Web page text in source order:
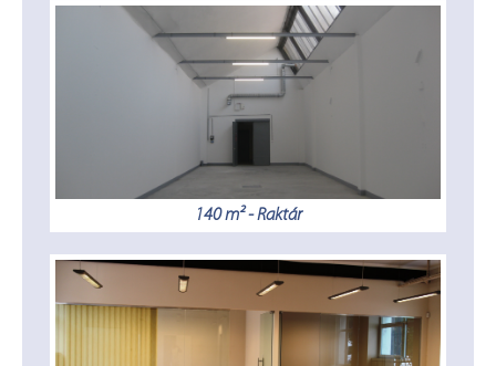
140 m² - Raktár